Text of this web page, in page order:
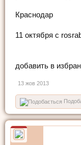
Краснодар
11 октября c
добавить в
13 жов 2013